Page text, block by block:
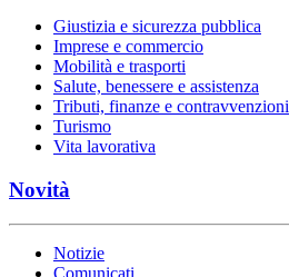
Giustizia e sicurezza pubblica
Imprese e commercio
Mobilità e trasporti
Salute, benessere e assistenza
Tributi, finanze e contravvenzioni
Turismo
Vita lavorativa
Novità
Notizie
Comunicati